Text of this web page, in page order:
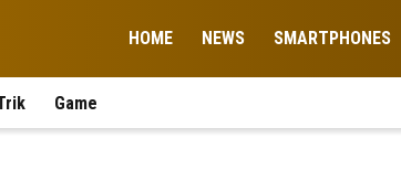
HOME NEWS SMARTPHONES
Game